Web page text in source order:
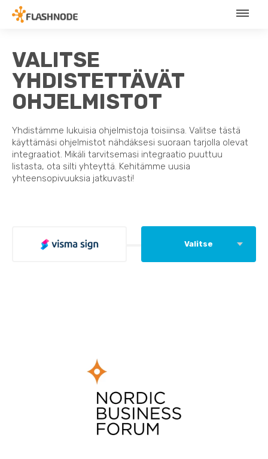
VALITSE
YHDISTETTÄVÄT
OHJELMISTOT
Yhdistämme lukuisia ohjelmistoja toisiinsa. Valitse tästä
käyttämäsi ohjelmistot nähdäksesi suoraan tarjolla olevat
integraatiot. Mikäli tarvitsemasi integraatio puuttuu
listasta, ota silti yhteyttä. Kehitämme uusia
yhteensopivuuksia jatkuvasti!
Valitse